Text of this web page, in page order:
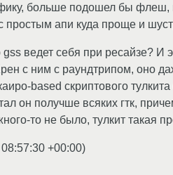
больше подошел бы флеш,
простым апи куда проще и
ведет себя при ресайзе? И
с ним с раундтрипом, оно
based скриптового
он получше всяких гтк,
то не было, тулкит такая
+00:00)